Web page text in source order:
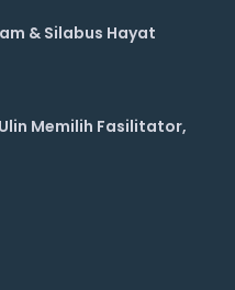
& Silabus Hayat
Memilih Fasilitator,